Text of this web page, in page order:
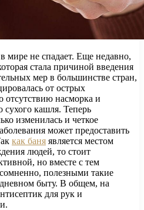
не спадает. Еще недавно,
стала причиной введения
мер в большинстве стран,
от острых
насморка и
сухого кашля. Теперь
изменилась и четкое
может предоставить
как баня является местом
людей, то стоит
но вместе с тем
полезными такие
быту. В общем, на
для рук и